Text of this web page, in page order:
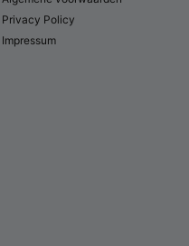
Privacy Policy
Impressum